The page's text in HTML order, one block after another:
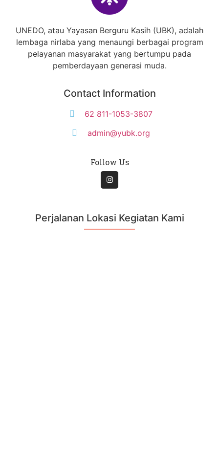
UNEDO, atau Yayasan Berguru Kasih (UBK), adalah
lembaga nirlaba yang menaungi berbagai program
pelayanan masyarakat yang bertumpu pada
pemberdayaan generasi muda.
Contact Information
62 811-1053-3807
admin@yubk.org
Follow Us
Perjalanan Lokasi Kegiatan Kami